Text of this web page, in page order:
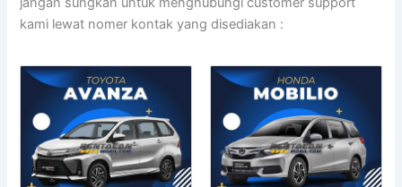
kami lewat nomer kontak yang disediakan :